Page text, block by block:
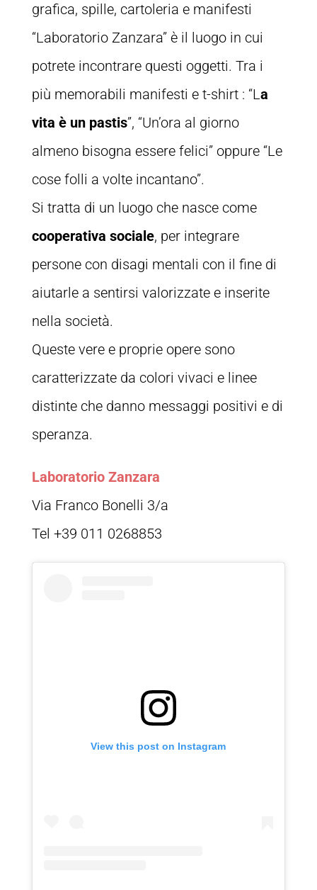
grafica, spille, cartoleria e manifesti
“Laboratorio Zanzara” è il luogo in cui
potrete incontrare questi oggetti. Tra i
più memorabili manifesti e t-shirt : “La
vita è un pastis”, “Un’ora al giorno
almeno bisogna essere felici” oppure “Le
cose folli a volte incantano”.
Si tratta di un luogo che nasce come
cooperativa sociale, per integrare
persone con disagi mentali con il fine di
aiutarle a sentirsi valorizzate e inserite
nella società.
Queste vere e proprie opere sono
caratterizzate da colori vivaci e linee
distinte che danno messaggi positivi e di
speranza.
Laboratorio Zanzara
Via Franco Bonelli 3/a
Tel +39 011 0268853
View this post on Instagram